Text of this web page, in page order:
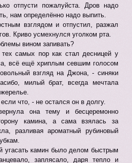
отпусти пожалуйста. Дров надо
нам определённо надо выпить.
взглядом и отпустил, разжал
Криво усмехнулся уголком рта.
вином запивать?
самых пор как стал десницей у
всё ещё хриплым севшим голосом
взгляд на Джона, - синяки
милый брат, всегда мечтала
что, - не остался он в долгу.
она тему и бесцеремонно
камина, а сама взялась за
разливая ароматный рубиновый
угасать камин было делом быстрым
заплясало, даря тепло и